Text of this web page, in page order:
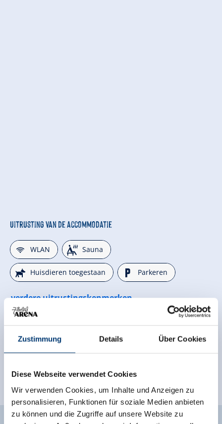
Zustimmung Details Über Cookies
Diese Webseite verwendet Cookies
Wir verwenden Cookies, um Inhalte und Anzeigen zu
personalisieren, Funktionen für soziale Medien anbieten
zu können und die Zugriffe auf unsere Website zu
Uitrusting van de accommodatie
🜉WLAN 🗔Sauna
🔮Huisdieren toegestaan 🐈Parkeren
verdere uitrustingskenmerken
Ligging
Rustige ligging In de buurt van het bos
Classificaties